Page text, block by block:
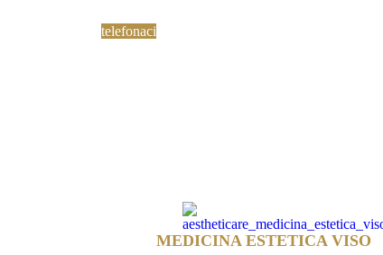
telefonaci
MEDICINA ESTETICA VISO